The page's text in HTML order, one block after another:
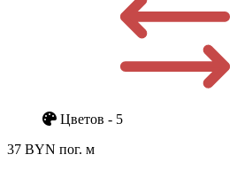
Цветов - 5
37 BYN пог. м